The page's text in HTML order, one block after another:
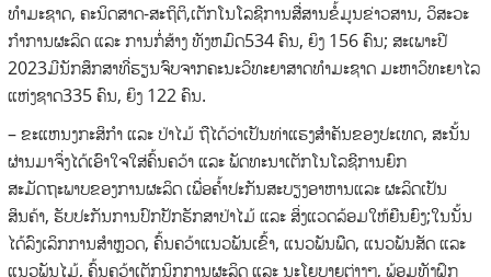
ທໍາມະຊາດ, ຄະນິດສາດ-ສະຖິຕິ,ເຕັກໂນໂລຊີການສື່ສານຂໍ້ມູນຂ່າວສານ, ວິສະວະ
ກໍາການຜະລິດ ແລະ ການກໍ່ສ້າງ ທັງຫມົດ534 ຄົນ, ຍິງ 156 ຄົນ; ສະເພາະປີ
2023ມີນັກສຶກສາທີ່ຮຽນຈົບຈາກຄະນະວິທະຍາສາດທໍາມະຊາດ ມະຫາວິທະຍາໄລ
ແຫ່ງຊາດ335 ຄົນ, ຍິງ 122 ຄົນ.
– ຂະແຫນງກະສິກໍາ ແລະ ປ່າໄມ້ ຖືໄດ້ວ່າເປັນທ່າແຮງສໍາຄັນຂອງປະເທດ, ສະນັ້ນ
ຜ່ານມາຈຶ່ງໄດ້ເອົາໃຈໃສ່ຄົ້ນຄວ້າ ແລະ ພັດທະນາເຕັກໂນໂລຊີການຍົກ
ສະມັດຖະພາບຂອງການຜະລິດ ເພື່ອຄໍ້າປະກັນສະບຽງອາຫານແລະ ຜະລິດເປັນ
ສິນຄ້າ, ຮັບປະກັນການປົກປັກຮັກສາປ່າໄມ້ ແລະ ສິ່ງແວດລ້ອມໃຫ້ຍືນຍົງ;ໃນນັ້ນ
ໄດ້ລົງເລິກການສໍາຫຼວດ, ຄົ້ນຄວ້າແນວພັນເຂົ້າ, ແນວພັນພືດ, ແນວພັນສັດ ແລະ
ແນວພັນໄມ້, ຄົ້ນຄວ້າເຕັກນິກການຜະລິດ ແລະ ນະໂຍບາຍຕ່າງໆ, ພ້ອມທັງຝຶກ